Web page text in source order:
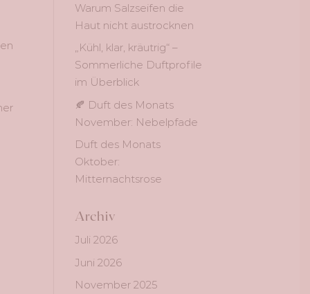
Warum Salzseifen die
Haut nicht austrocknen
„Kühl, klar, kräutrig“ –
Sommerliche Duftprofile
im Überblick
🍂 Duft des Monats
November: Nebelpfade
Duft des Monats
Oktober:
Mitternachtsrose
Archiv
Juli 2026
Juni 2026
November 2025